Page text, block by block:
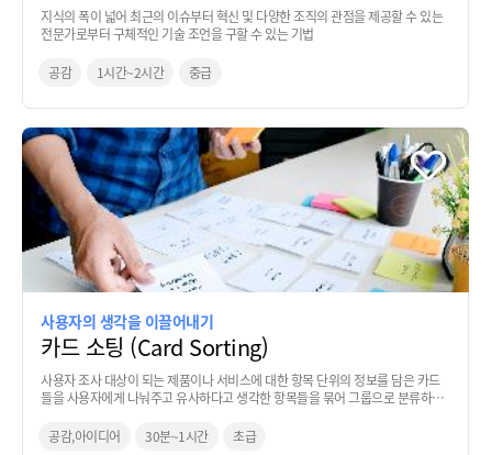
지식의 폭이 넓어 최근의 이슈부터 혁신 및 다양한 조직의 관점을 제공할 수 있는
전문가로부터 구체적인 기술 조언을 구할 수 있는 기법
공감 1시간~2시간 중급
사용자의 생각을 이끌어내기
카드 소팅 (Card Sorting)
사용자 조사 대상이 되는 제품이나 서비스에 대한 항목 단위의 정보를 담은 카드
들을 사용자에게 나눠주고 유사하다고 생각한 항목들을 묶어 그룹으로 분류하는
공감,아이디어
30분~1시간 초급